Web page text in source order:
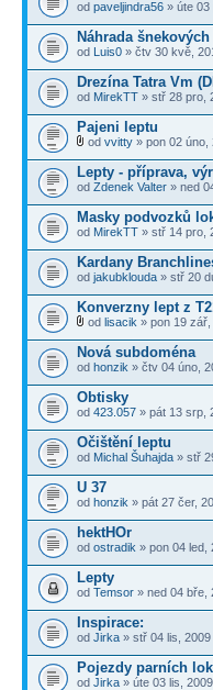
od paveljindra56 » úte 03
Náhrada
od Luis0 » čtv 30 kvě,
Drezína Tatra Vm
od MirekTT » stř 28 pro,
Pajeni leptu
od vvitty » pon 02 úno,
Lepty - příprava,
od Zdenek Valter » ned
Masky podvozků
od MirekTT » stř 14 pro,
Kardany
od jakubklouda » stř 20
Konverzny lept z
od lisacik » pon 19 zář,
Nová subdoména
od honzik » čtv 04 úno,
Obtisky
od 423.057 » pát 13 srp,
Očištění leptu
od Michal Šuhajda » stř
U 37
od honzik » pát 27 čer,
hektHOr
od ostradik » pon 04 led,
Lepty
od Temsor » ned 04 bře,
Inspirace:
od Jirka » stř 04 lis,
Pojezdy parních
od Jirka » úte 03 lis,